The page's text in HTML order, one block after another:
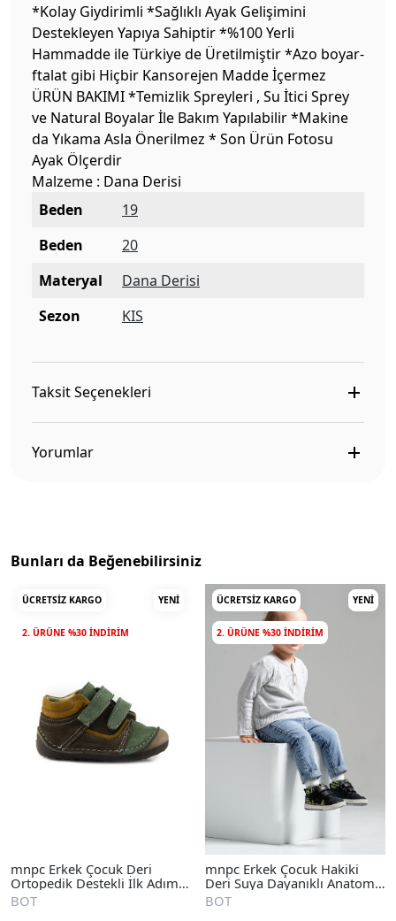
*Kolay Giydirimli *Sağlıklı Ayak Gelişimini
Destekleyen Yapıya Sahiptir *%100 Yerli
Hammadde ile Türkiye de Üretilmiştir *Azo boyar-
ftalat gibi Hiçbir Kansorejen Madde İçermez
ÜRÜN BAKIMI *Temizlik Spreyleri , Su İtici Sprey
ve Natural Boyalar İle Bakım Yapılabilir *Makine
da Yıkama Asla Önerilmez * Son Ürün Fotosu
Ayak Ölçerdir
Malzeme : Dana Derisi
Beden
19
Beden
20
Materyal
Dana Derisi
Sezon
KIS
Taksit Seçenekleri
Yorumlar
Bunları da Beğenebilirsiniz
ÜCRETSIZ KARGO YENI
2. ÜRÜNE %30 INDIRIM
mnpc Erkek Çocuk Deri
Ortopedik Destekli İlk Adım
Bot
BOT
ÜCRETSIZ KARGO YENI
2. ÜRÜNE %30 INDIRIM
mnpc Erkek Çocuk Hakiki
Deri Suya Dayanıklı Anatomik
İlk Adım Bot
BOT